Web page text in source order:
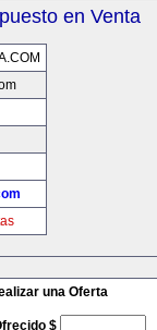
en Venta
una Oferta
$